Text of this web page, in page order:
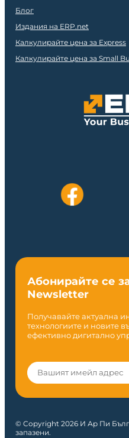
Блог
Издания на ERP.net
Калкулирайте цена за Express
Калкулирайте цена за Small
Абонирайте се
Newsletter
Получавайте актуална
технологиите и новите
ефективно дигитално
© Copyright 2026 И Ар Пи
запазени.